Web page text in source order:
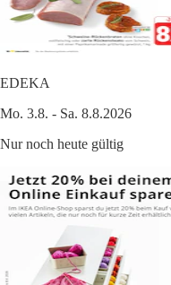
EDEKA
Mo. 3.8. - Sa. 8.8.2026
Nur noch heute gültig